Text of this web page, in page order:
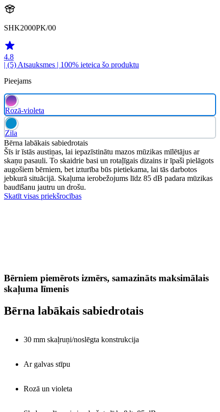
SHK2000PK/00
4.8
| (5) Atsauksmes | 100% ieteica šo produktu
Pieejams
Rozā-violeta
Zila
Bērna labākais sabiedrotais
Šīs ir īstās austiņas, lai iepazīstinātu mazos mūzikas mīlētājus ar
skaņu pasauli. To skaidrie basi un rotaļīgais dizains ir īpaši pielāgots
augošiem bērniem, bet izturība būs pietiekama, lai tās darbotos
jebkurā situācijā. Skaļuma ierobežojums līdz 85 dB padara mūzikas
baudīšanu jautru un drošu.
Skatīt visas priekšrocības
Bērniem piemērots izmērs, samazināts maksimālais
skaļuma līmenis
Bērna labākais sabiedrotais
30 mm skaļruņi/noslēgta konstrukcija
Ar galvas stīpu
Rozā un violeta